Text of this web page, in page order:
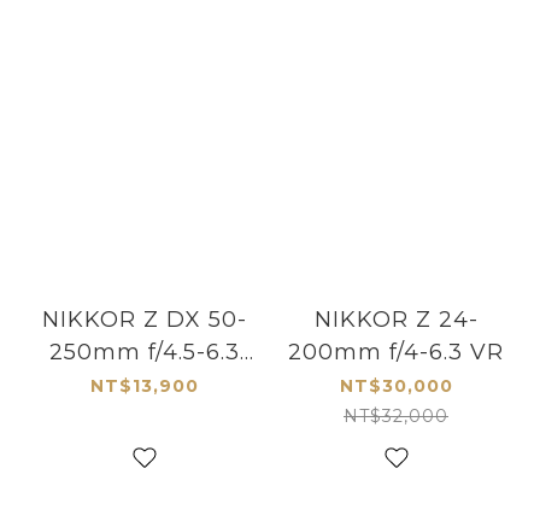
NIKKOR Z DX 50-
250mm f/4.5-6.3
VR
NT$13,900
NIKKOR Z 24-
200mm f/4-6.3 VR
NT$30,000
NT$32,000